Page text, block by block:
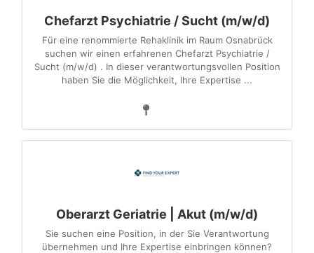
Chefarzt Psychiatrie / Sucht (m/w/d)
Für eine renommierte Rehaklinik im Raum Osnabrück
suchen wir einen erfahrenen Chefarzt Psychiatrie /
Sucht (m/w/d) . In dieser verantwortungsvollen Position
haben Sie die Möglichkeit, Ihre Expertise ...
Oberarzt Geriatrie | Akut (m/w/d)
Sie suchen eine Position, in der Sie Verantwortung
übernehmen und Ihre Expertise einbringen können?